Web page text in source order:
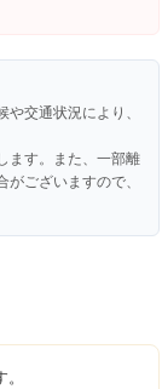
交通状況により、
ます。また、一部離
ございますので、